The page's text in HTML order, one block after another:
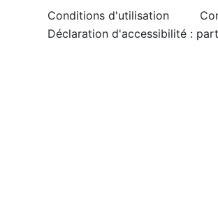
Conditions d'utilisation
Déclaration d'accessibilité :